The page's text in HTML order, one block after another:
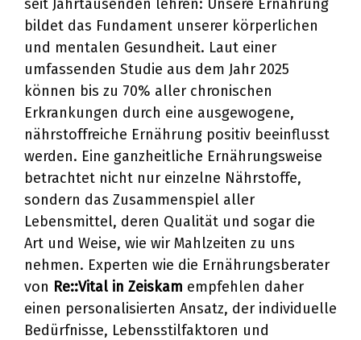
seit Jahrtausenden lehren: Unsere Ernährung
bildet das Fundament unserer körperlichen
und mentalen Gesundheit. Laut einer
umfassenden Studie aus dem Jahr 2025
können bis zu 70% aller chronischen
Erkrankungen durch eine ausgewogene,
nährstoffreiche Ernährung positiv beeinflusst
werden. Eine ganzheitliche Ernährungsweise
betrachtet nicht nur einzelne Nährstoffe,
sondern das Zusammenspiel aller
Lebensmittel, deren Qualität und sogar die
Art und Weise, wie wir Mahlzeiten zu uns
nehmen. Experten wie die Ernährungsberater
von Re::Vital in Zeiskam empfehlen daher
einen personalisierten Ansatz, der individuelle
Bedürfnisse, Lebensstilfaktoren und